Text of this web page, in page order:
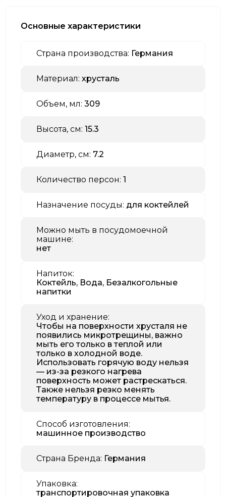
Основные характеристики
Страна производства: Германия
Материал: хрусталь
Объем, мл: 309
Высота, см: 15.3
Диаметр, см: 7.2
Количество персон: 1
Назначение посуды: для коктейлей
Можно мыть в посудомоечной
машине:
нет
Напиток:
Коктейль, Вода, Безалкогольные
напитки
Уход и хранение:
Чтобы на поверхности хрусталя не
появились микротрещины, важно
мыть его только в теплой или
только в холодной воде.
Использовать горячую воду нельзя
— из-за резкого нагрева
поверхность может растрескаться.
Также нельзя резко менять
температуру в процессе мытья.
Способ изготовления:
машинное производство
Страна Бренда: Германия
Упаковка:
транспортировочная упаковка